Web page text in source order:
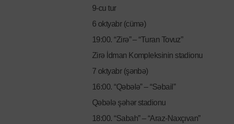
9-cu tur
6 oktyabr (cümə)
19:00. “Zirə” – “Turan Tovuz”
Zirə İdman Kompleksinin stadionu
7 oktyabr (şənbə)
16:00. “Qəbələ” – “Səbail”
Qəbələ şəhər stadionu
18:00. “Sabah” – “Araz-Naxçıvan”